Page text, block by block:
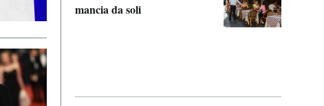
mancia da soli